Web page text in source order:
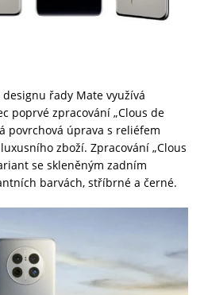
řady Mate využívá
poprvé zpracování „Clous de
povrchová úprava s reliéfem
zboží. Zpracování „Clous
se skleněným zadním
barvách, stříbrné a černé.